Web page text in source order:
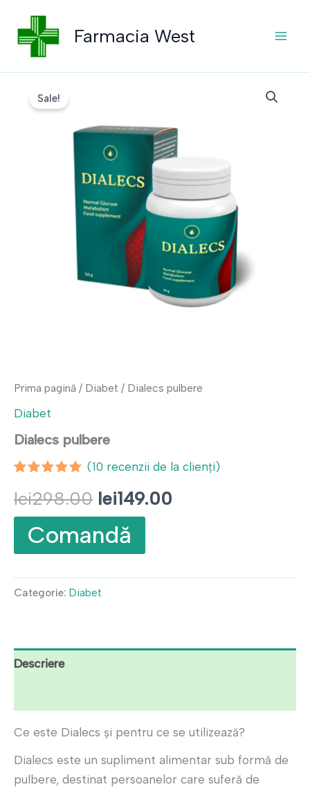
content
Farmacia West
Sale!
Prima pagină / Diabet / Dialecs pulbere
Diabet
Dialecs pulbere
4.80din 5
pe baza a
evaluări
de la
clienți
(10 recenzii de la clienți)
lei298.00 Prețul
inițial
a
fost:
lei149.00
lei149.00.
Comandă
Categorie: Diabet
Descriere
Ce este Dialecs și pentru ce se utilizează?
Dialecs este un supliment alimentar sub formă de
pulbere, destinat persoanelor care suferă de